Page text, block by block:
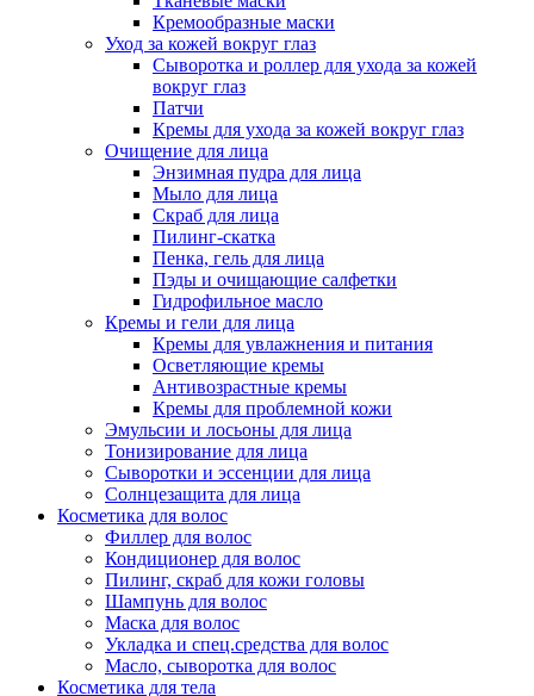
Кремообразные маски
Уход за кожей вокруг глаз
Сыворотка и роллер для ухода за кожей
вокруг глаз
Патчи
Кремы для ухода за кожей вокруг глаз
Очищение для лица
Энзимная пудра для лица
Мыло для лица
Скраб для лица
Пилинг-скатка
Пенка, гель для лица
Пэды и очищающие салфетки
Гидрофильное масло
Кремы и гели для лица
Кремы для увлажнения и питания
Осветляющие кремы
Антивозрастные кремы
Кремы для проблемной кожи
Эмульсии и лосьоны для лица
Тонизирование для лица
Сыворотки и эссенции для лица
Солнцезащита для лица
Косметика для волос
Филлер для волос
Кондиционер для волос
Пилинг, скраб для кожи головы
Шампунь для волос
Маска для волос
Укладка и спец.средства для волос
Масло, сыворотка для волос
Косметика для тела